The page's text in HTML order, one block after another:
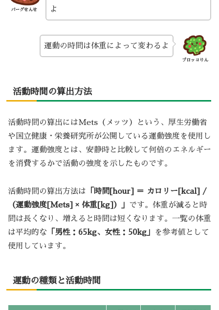
バーグせんせ
よ
ブロッコりん
運動の時間は体重によって変わるよ
活動時間の算出方法
活動時間の算出にはMets（メッツ）という、厚生労働省
や国立健康・栄養研究所が公開している運動強度を使用し
ます。運動強度とは、安静時と比較して何倍のエネルギー
を消費するかで活動の強度を示したものです。
活動時間の算出方法は 「時間[hour] ＝ カロリー[kcal] /
（運動強度[Mets] × 体重[kg]）」 です。体重が減ると時
間は長くなり、増えると時間は短くなります。一覧の体重
は平均的な 「男性：65kg、女性：50kg」
を参考値として
使用しています。
運動の種類と活動時間